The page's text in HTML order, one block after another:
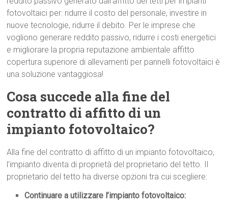
fotovoltaici per: ridurre il costo del personale, investire in
nuove tecnologie, ridurre il debito. Per le imprese che
vogliono generare reddito passivo, ridurre i costi energetici
e migliorare la propria reputazione ambientale affitto
copertura superiore di allevamenti per pannelli fotovoltaici è
una soluzione vantaggiosa!
Cosa succede alla fine del
contratto di affitto di un
impianto fotovoltaico?
Alla fine del contratto di affitto di un impianto fotovoltaico,
l’impianto diventa di proprietà del proprietario del tetto. Il
proprietario del tetto ha diverse opzioni tra cui scegliere:
Continuare a utilizzare l’impianto fotovoltaico: